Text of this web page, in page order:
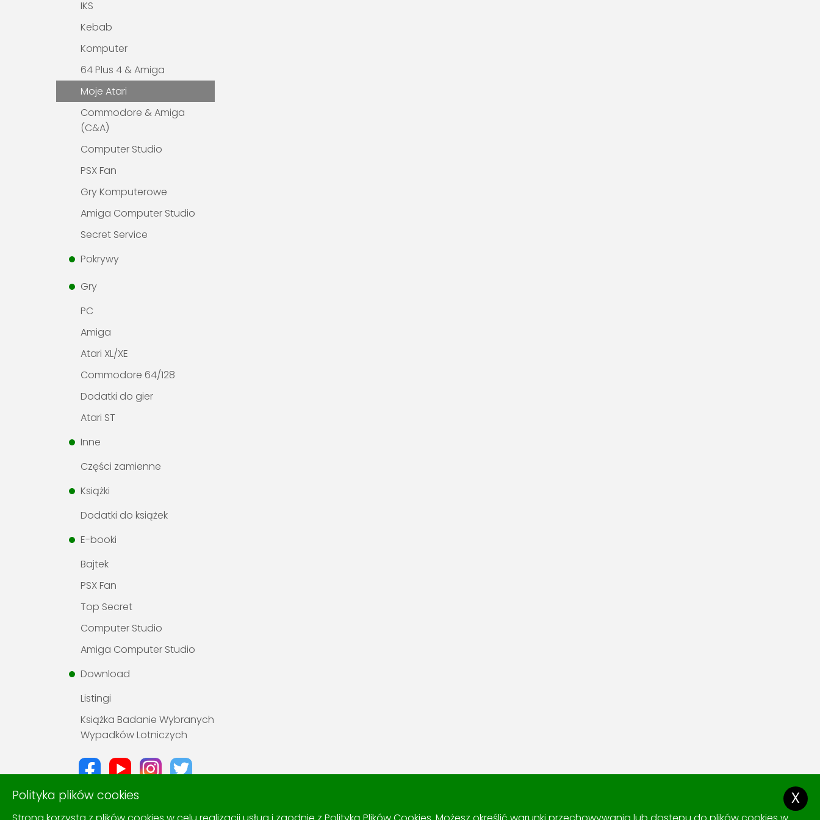
IKS
Kebab
Komputer
64 Plus 4 & Amiga
Moje Atari
Commodore & Amiga
(C&A)
Computer Studio
PSX Fan
Gry Komputerowe
Amiga Computer Studio
Secret Service
Pokrywy
Gry
PC
Amiga
Atari XL/XE
Commodore 64/128
Dodatki do gier
Atari ST
Inne
Części zamienne
Książki
Dodatki do książek
E-booki
Bajtek
PSX Fan
Top Secret
Computer Studio
Amiga Computer Studio
Download
Listingi
Książka Badanie Wybranych
Wypadków Lotniczych
Polityka plików cookies x